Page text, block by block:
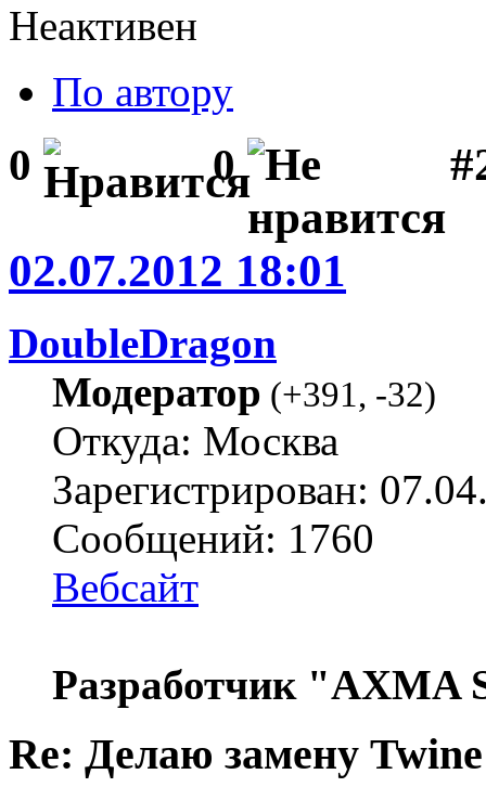
Неактивен
По автору
0 0
02.07.2012 18:01
DoubleDragon
Модератор (+391, -32)
Откуда: Москва
Зарегистрирован:
Сообщений: 1760
Вебсайт
Разработчик "AXMA
Re: Делаю замену